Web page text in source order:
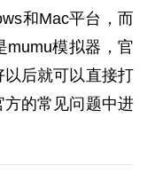
和Mac平台，而
mumu模拟器，官
后就可以直接打
的常见问题中进